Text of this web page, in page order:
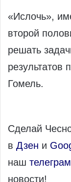
«Ислочь»,
второй
решать
результатов
Гомель.
Сделай
в Дзен и
наш
новости!